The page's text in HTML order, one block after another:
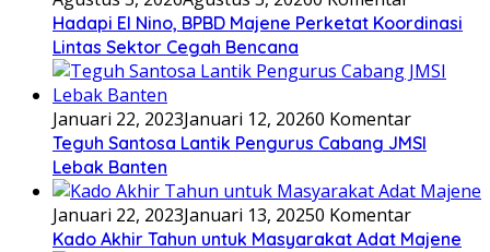
Hadapi El Nino, BPBD Majene Perketat Koordinasi
Lintas Sektor Cegah Bencana
Januari 22, 2023Januari 12, 20260 Komentar
Teguh Santosa Lantik Pengurus Cabang JMSI
Lebak Banten
Januari 22, 2023Januari 13, 20250 Komentar
Kado Akhir Tahun untuk Masyarakat Adat Majene